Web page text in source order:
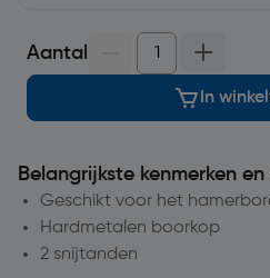
Aantal
In
Belangrijkste kenmerken
Geschikt voor het
Hardmetalen boorkop
2 snijtanden